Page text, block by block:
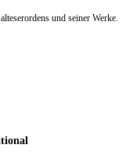
und seiner Werke.